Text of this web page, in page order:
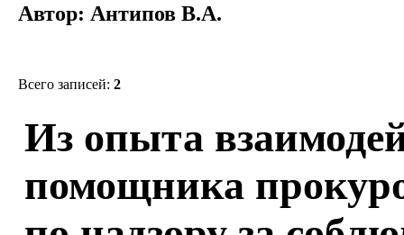
Автор: Антипов В.А.
Всего записей: 2
Из опыта
помощника